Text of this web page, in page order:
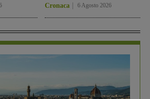
Cronaca 6 Agosto 2026